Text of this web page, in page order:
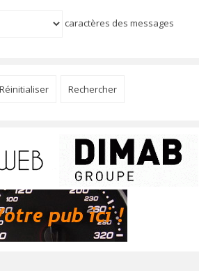
caractères des messages